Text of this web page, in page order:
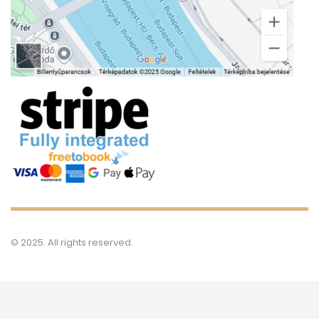
© 2025. All rights reserved.